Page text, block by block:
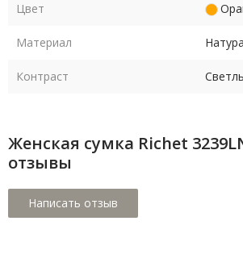
Цвет
Материал
Контраст
Женская сумка Richet
отзывы